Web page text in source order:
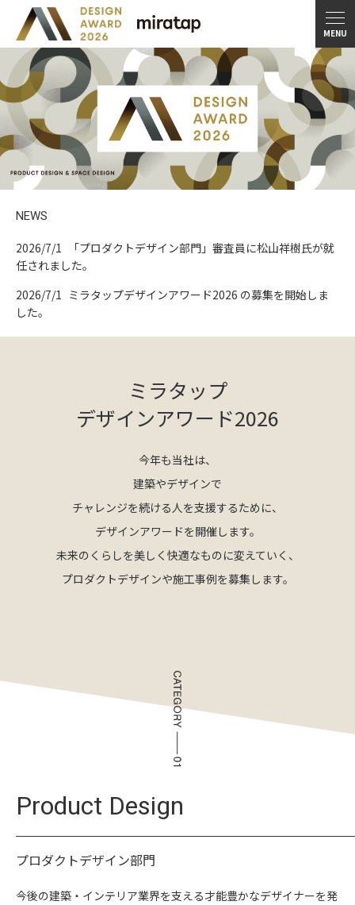
MENU
TOP
プロダクトデザイン部門
応募要項
2025 審査結果
応募要項
2025 審査結果
NEWS
2026/7/1
「プロダクトデザイン部門」審査員に松山祥樹氏が就
任されました。
2026/7/1 ミラタップデザインアワード2026 の募集を開始しま
した。
ミラタップ
デザインアワード2026
今年も当社は、
建築やデザインで
チャレンジを続ける人を支援するために、
デザインアワードを開催します。
未来のくらしを美しく快適なものに変えていく、
プロダクトデザインや施工事例を募集します。
Product Design
プロダクトデザイン部門
今後の建築・インテリア業界を支える才能豊かなデザイナーを発